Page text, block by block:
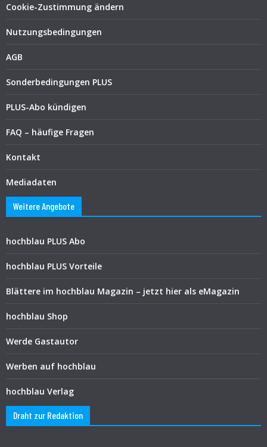
Cookie-Zustimmung ändern
Nutzungsbedingungen
AGB
Sonderbedingungen PLUS
PLUS-Abo kündigen
FAQ – häufige Fragen
Kontakt
Mediadaten
Weitere Angebote
hochblau PLUS Abo
hochblau PLUS Vorteile
Blättere im hochblau Magazin – jetzt hier als eMagazin
hochblau Shop
Werde Gastautor
Werben auf hochblau
hochblau Verlag
Draht zur Redaktion